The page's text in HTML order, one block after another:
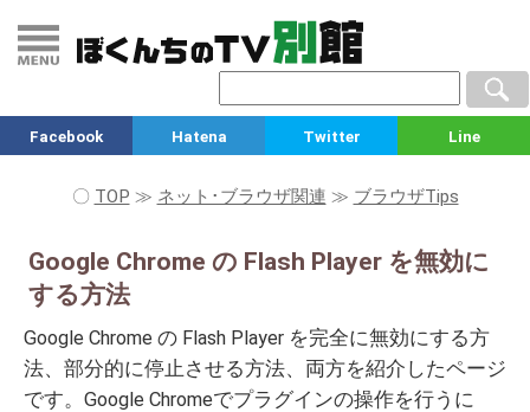
Facebook Hatena Twitter Line
〇 TOP ≫ ネット･ブラウザ関連 ≫ ブラウザTips
Google Chrome の Flash Player を無効に
する方法
Google Chrome の Flash Player を完全に無効にする方
法、部分的に停止させる方法、両方を紹介したページ
です。Google Chromeでプラグインの操作を行うに